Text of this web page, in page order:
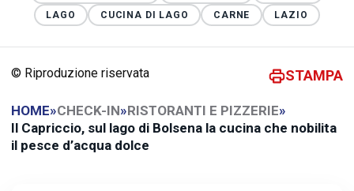
LAGO
CUCINA DI LAGO CARNE LAZIO
© Riproduzione riservata STAMPA
HOME»CHECK-IN»RISTORANTI E PIZZERIE»
Il Capriccio, sul lago di Bolsena la cucina che nobilita
il pesce d’acqua dolce